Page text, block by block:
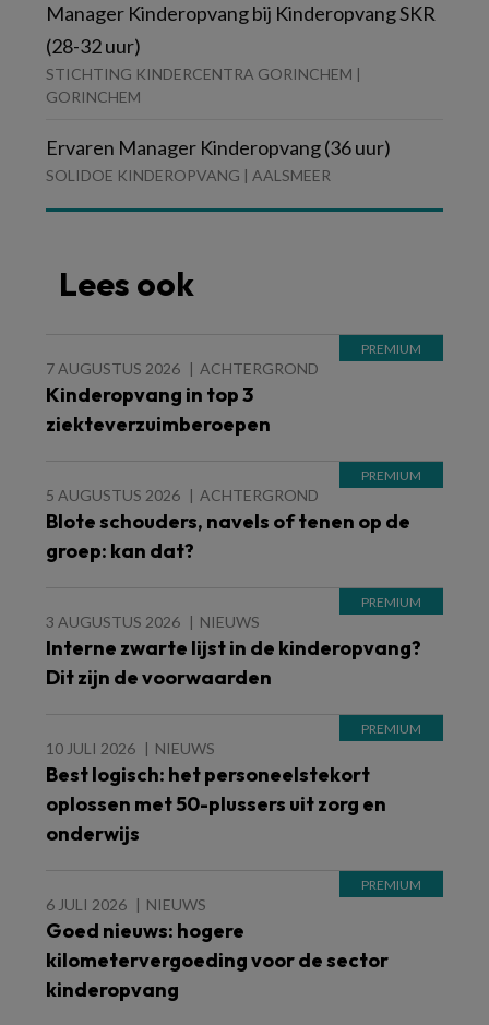
Manager Kinderopvang bij Kinderopvang SKR
(28-32 uur)
STICHTING KINDERCENTRA GORINCHEM |
GORINCHEM
Ervaren Manager Kinderopvang (36 uur)
SOLIDOE KINDEROPVANG | AALSMEER
Lees ook
7 AUGUSTUS 2026 ACHTERGROND
Kinderopvang in top 3
ziekteverzuimberoepen
5 AUGUSTUS 2026 ACHTERGROND
Blote schouders, navels of tenen op de
groep: kan dat?
3 AUGUSTUS 2026 NIEUWS
Interne zwarte lijst in de kinderopvang?
Dit zijn de voorwaarden
10 JULI 2026 NIEUWS
Best logisch: het personeelstekort
oplossen met 50-plussers uit zorg en
onderwijs
6 JULI 2026 NIEUWS
Goed nieuws: hogere
kilometervergoeding voor de sector
kinderopvang